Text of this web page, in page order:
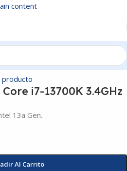
content
i7-13700K 3.4GHz
13a Gen.
Al Carrito